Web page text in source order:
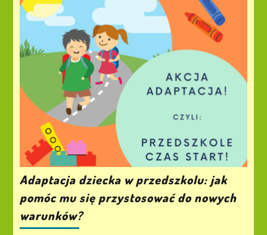
Adaptacja dziecka w przedszkolu: jak
pomóc mu się przystosować do nowych
warunków?